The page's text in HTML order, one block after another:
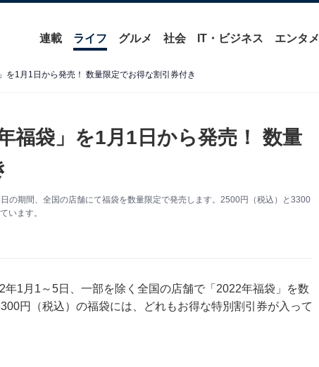
連載 ライフ グルメ 社会 IT・ビジネス エンタメ
を1月1日から発売！ 数量限定でお得な割引券付き
福袋」を1月1日から発売！ 数量
の期間、全国の店舗にて福袋を数量限定で発売します。2500円（税込）と3300
います。
1月1～5日、一部を除く全国の店舗で「2022年福袋」を数
円（税込）の福袋には、どれもお得な特別割引券が入って